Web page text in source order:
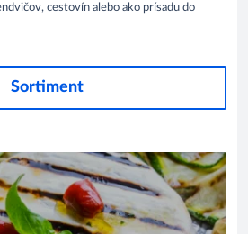
cestovín alebo ako prísadu do
Sortiment